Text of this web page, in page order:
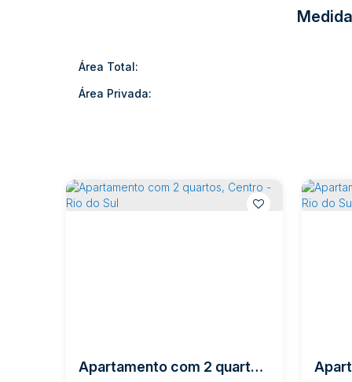
701 - 2.097.041,88
702- 2.143.866,18
Área Total:
Área Privada:
Apartamento com 2 quartos, Centro - Rio do Sul